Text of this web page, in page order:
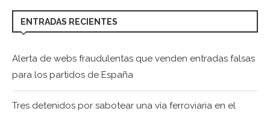
ENTRADAS RECIENTES
Alerta de webs fraudulentas que venden entradas falsas
para los partidos de España
Tres detenidos por sabotear una vía ferroviaria en el